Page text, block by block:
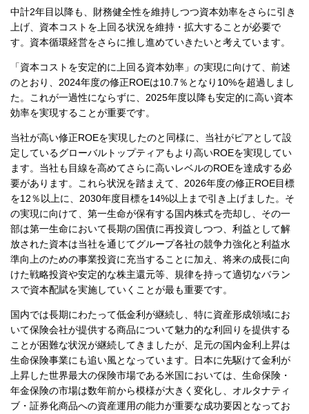
中計2年目以降も、財務健全性を維持しつつ資本効率をさらに引き
上げ、資本コストを上回る状況を維持・拡大することが必要で
す。資本循環経営をさらに推し進めていきたいと考えています。
「資本コストを安定的に上回る資本効率」の実現に向けて、前述
のとおり、2024年度の修正ROEは10.7％となり10%を超過しまし
た。これが一過性にならずに、2025年度以降も安定的に高い資本
効率を実現することが重要です。
当社が高い修正ROEを実現したのと同様に、当社がピアとして設
定しているグローバルトップティアもより高いROEを実現してい
ます。当社も目線を高めてさらに高いレベルのROEを達成する必
要があります。これら状況を踏まえて、2026年度の修正ROE目標
を12％以上に、2030年度目標を14%以上まで引き上げました。そ
の実現に向けて、第一生命が保有する国内株式を売却し、その一
部は第一生命において長期の国債に再投資しつつ、利益として解
放された資本は当社を通じてグループ各社の競争力強化と利益水
準向上のための事業投資に充当することに加え、将来の成長に向
けた戦略投資や安定的な株主還元等、規律を持って適切なバラン
スで資本配賦を実施していくことが最も重要です。
国内では長期にわたって低金利が継続し、特に資産形成領域にお
いて保険会社が提供する商品について魅力的な利回りを提供する
ことが困難な状況が継続してきましたが、足元の国内金利上昇は
生命保険事業にも追い風となっています。日本に先駆けて金利が
上昇した世界最大の保険市場である米国においては、生命保険・
年金保険の市場は数年前から模様が大きく変化し、オルタナティ
ブ・証券化商品への資産運用の能力が重要な成功要因となってお